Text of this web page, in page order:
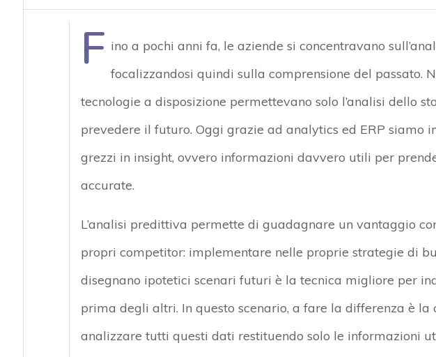
F ino a pochi anni fa, le aziende si concentravano
focalizzandosi quindi sulla comprensione del passato.
tecnologie a disposizione permettevano solo l’analisi dello
prevedere il futuro. Oggi grazie ad analytics ed ERP siamo
grezzi in insight, ovvero informazioni davvero utili per
accurate.
L’analisi predittiva permette di guadagnare un vantaggio
propri competitor: implementare nelle proprie strategie di
disegnano ipotetici scenari futuri è la tecnica migliore per
prima degli altri. In questo scenario, a fare la differenza è la
analizzare tutti questi dati restituendo solo le informazioni